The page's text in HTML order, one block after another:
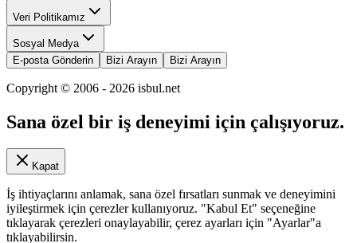
Veri Politikamız
Sosyal Medya
E-posta Gönderin
Bizi Arayın Bizi Arayın
Copyright © 2006 - 2026 isbul.net
Sana özel bir iş deneyimi için çalışıyoruz.
Kapat
İş ihtiyaçlarını anlamak, sana özel fırsatları sunmak ve deneyimini
iyileştirmek için çerezler kullanıyoruz. "Kabul Et" seçeneğine
tıklayarak çerezleri onaylayabilir, çerez ayarları için "Ayarlar"a
tıklayabilirsin.